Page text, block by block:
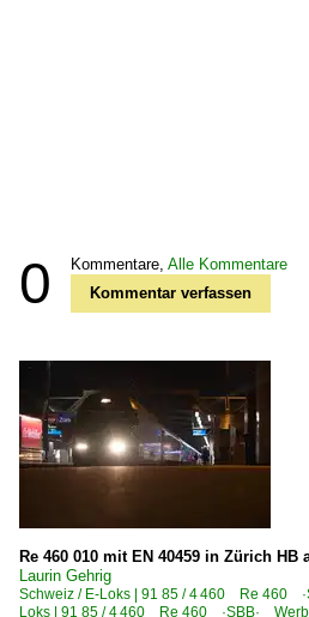
0 Kommentare, Alle Kommentare
Kommentar verfassen
Re 460 010 mit EN 40459 in Zürich HB
Laurin Gehrig
Schweiz / E-Loks | 91 85 / 4 460 Re 460
Loks | 91 85 / 4 460 Re 460 ·SBB·